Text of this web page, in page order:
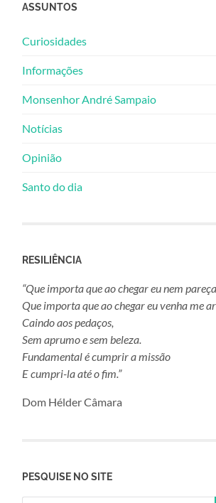
ASSUNTOS
Curiosidades
Informações
Monsenhor André Sampaio
Notícias
Opinião
Santo do dia
RESILIÊNCIA
“Que importa que ao chegar eu nem
Que importa que ao chegar eu venha me
Caindo aos pedaços,
Sem aprumo e sem beleza.
Fundamental é cumprir a missão
E cumpri-la até o fim.”
Dom Hélder Câmara
PESQUISE NO SITE